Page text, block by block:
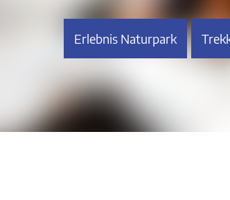
Erlebnis Naturpark